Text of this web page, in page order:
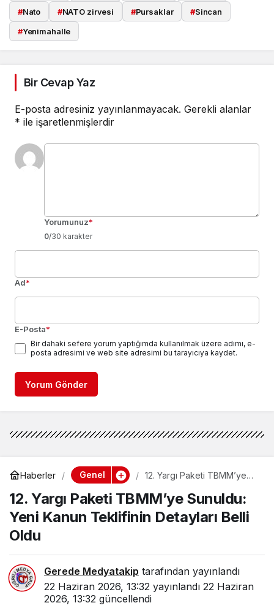
#Nato #NATO zirvesi #Pursaklar #Sincan
#Yenimahalle
Bir Cevap Yaz
E-posta adresiniz yayınlanmayacak. Gerekli alanlar
* ile işaretlenmişlerdir
Yorumunuz*
0/30 karakter
Ad*
E-Posta*
Bir dahaki sefere yorum yaptığımda kullanılmak üzere adımı, e-
posta adresimi ve web site adresimi bu tarayıcıya kaydet.
Yorum Gönder
Haberler Genel
12. Yargı Paketi TBMM’ye
Teklifinin Detayları Belli
Oldu
12. Yargı Paketi TBMM’ye Sunuldu:
Yeni Kanun Teklifinin Detayları Belli
Oldu
Gerede Medyatakip tarafından yayınlandı
22 Haziran 2026, 13:32 yayınlandı 22 Haziran
2026, 13:32 güncellendi